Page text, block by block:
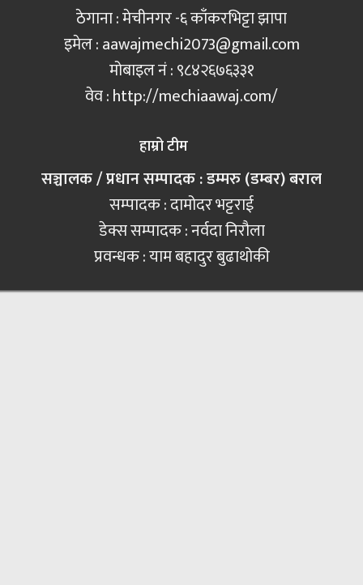
ठेगाना : मेचीनगर -६ काँकरभिट्टा झापा
इमेल :aawajmechi2073@gmail.com
मोबाइल नं‍ : ९८४२६७६३३१
वेव : http://mechiaawaj.com/
हाम्रो टीम
सञ्चालक / प्रधान सम्पादक : डम्मरु (डम्बर) बराल
सम्पादक : दामोदर भट्टराई
डेक्स सम्पादक : नर्वदा निरौला
प्रवन्धक : याम बहादुर बुढाथोकी